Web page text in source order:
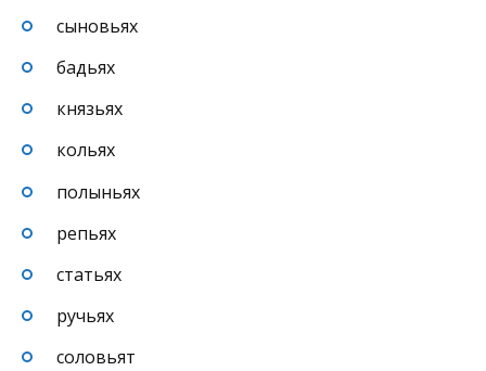
сыновьях
бадьях
князьях
кольях
полыньях
репьях
статьях
ручьях
соловьят